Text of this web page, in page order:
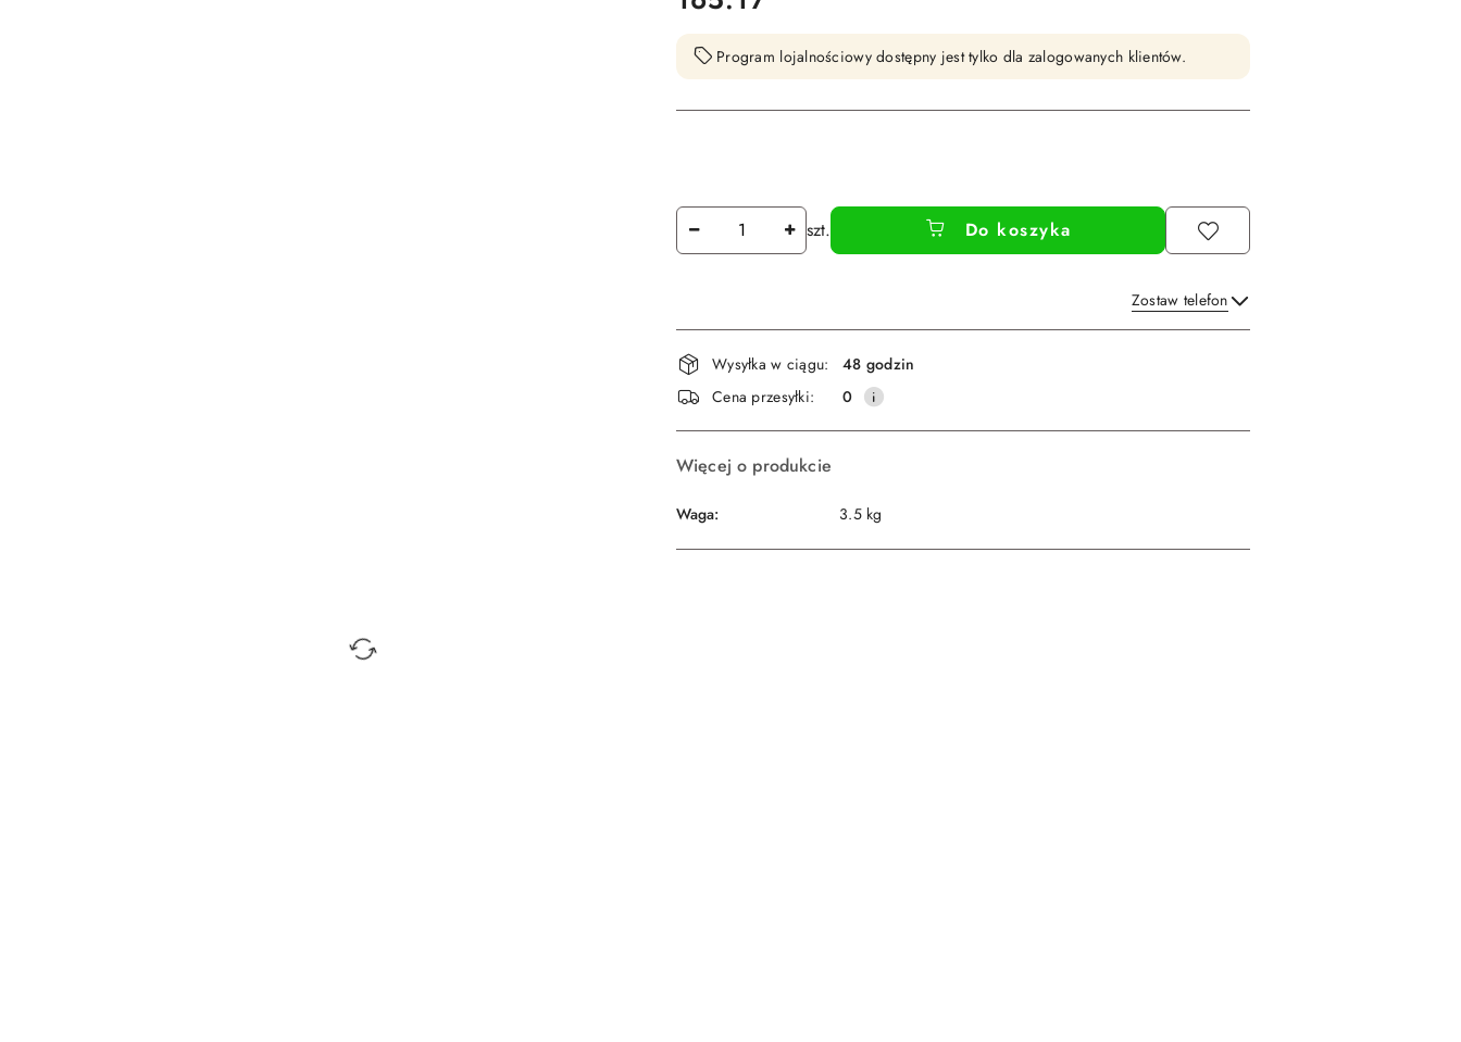
Program lojalnościowy dostępny jest tylko dla zalogowanych klientów.
Ilość szt. Do koszyka
Zostaw telefon
Wyślij
Dostępność
i
dostawa
Wysyłka w ciągu:
48 godzin
Cena przesyłki:
0
Więcej o produkcie
Waga: 3.5 kg